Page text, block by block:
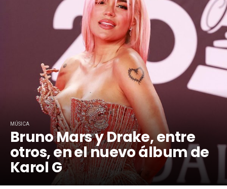
MÚSICA
Bruno Mars y Drake, entre
otros, en el nuevo álbum de
Karol G